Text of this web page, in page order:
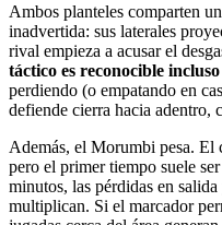
Ambos planteles comparten
inadvertida: sus laterales
rival empieza a acusar el
táctico es reconocible
perdiendo (o empatando en
defiende cierra hacia adentro,
Además, el Morumbi pesa. El
pero el primer tiempo suele
minutos, las pérdidas en
multiplican. Si el marcador